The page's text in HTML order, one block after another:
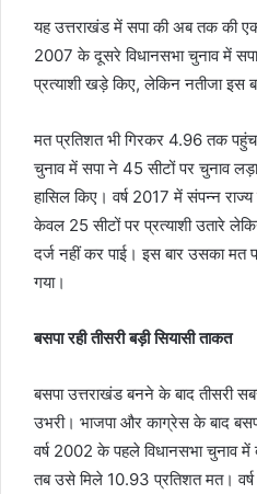
यह उत्तराखंड में सपा की अब तक की
2007 के दूसरे विधानसभा चुनाव में
प्रत्याशी खड़े किए, लेकिन नतीजा इस
मत प्रतिशत भी गिरकर 4.96 तक
चुनाव में सपा ने 45 सीटों पर चुनाव
हासिल किए। वर्ष 2017 में संपन्न राज्य
केवल 25 सीटों पर प्रत्याशी उतारे
दर्ज नहीं कर पाई। इस बार उसका
गया।
बसपा रही तीसरी बड़ी सियासी ताकत
बसपा उत्तराखंड बनने के बाद तीसरी
उभरी। भाजपा और काग्रेस के बाद
वर्ष 2002 के पहले विधानसभा चुनाव
तब उसे मिले 10.93 प्रतिशत मत।